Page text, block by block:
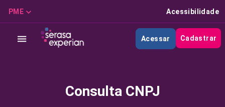
PME Acessibilidade
Acessar Cadastrar
Consulta CNPJ